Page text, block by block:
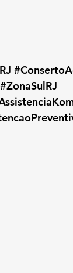
#ZonaSulRJ